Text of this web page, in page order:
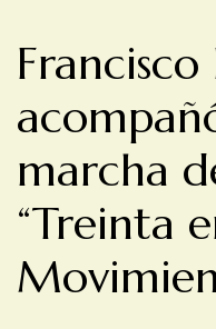
marcha
“Treinta